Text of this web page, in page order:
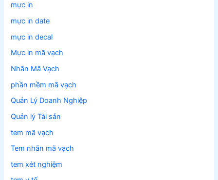
mực in
mực in date
mực in decal
Mực in mã vạch
Nhãn Mã Vạch
phần mềm mã vạch
Quản Lý Doanh Nghiệp
Quản lý Tài sản
tem mã vạch
Tem nhãn mã vạch
tem xét nghiệm